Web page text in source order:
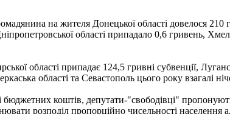
на жителя Донецької області довелося 210
області припадало 0,6 гривень,
області припадає 124,5 гривні субвенції,
області та Севастополь цього року взагалі
коштів, депутати-"свободівці"
розподіл пропорційно чисельності населення